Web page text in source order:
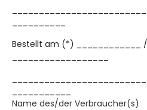
Bestellt am (*) ____________
Name des/der Verbraucher(s)